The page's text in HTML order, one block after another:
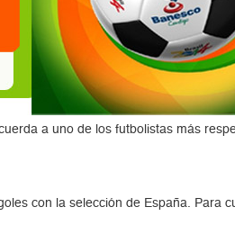
a uno de los futbolistas más
con la selección de España. Para